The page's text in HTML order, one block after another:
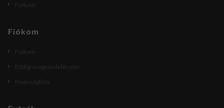
Fiókom
Fiókom
Fiókom
Eddigi megrendeléseim
Kívánságlista